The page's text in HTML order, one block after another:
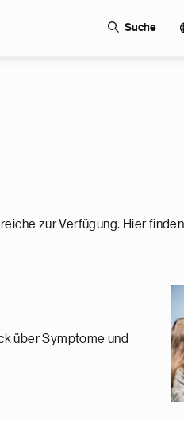
Suche
zur Verfügung. Hier
über Symptome und